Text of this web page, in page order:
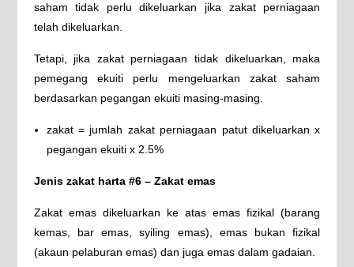
saham tidak perlu dikeluarkan jika zakat perniagaan
telah dikeluarkan.
Tetapi, jika zakat perniagaan tidak dikeluarkan, maka
pemegang ekuiti perlu mengeluarkan zakat saham
berdasarkan pegangan ekuiti masing-masing.
zakat = jumlah zakat perniagaan patut dikeluarkan x
pegangan ekuiti x 2.5%
Jenis zakat harta #6 – Zakat emas
Zakat emas dikeluarkan ke atas emas fizikal (barang
kemas, bar emas, syiling emas), emas bukan fizikal
(akaun pelaburan emas) dan juga emas dalam gadaian.